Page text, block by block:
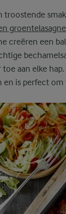
troostende
groentelasagne
creëren een
aan elke
is perfect om